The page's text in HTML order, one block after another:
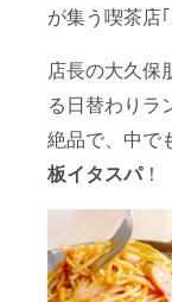
が集う喫茶店｢
店長の大久保
る日替わりラ
絶品で、中で
板イタスパ！